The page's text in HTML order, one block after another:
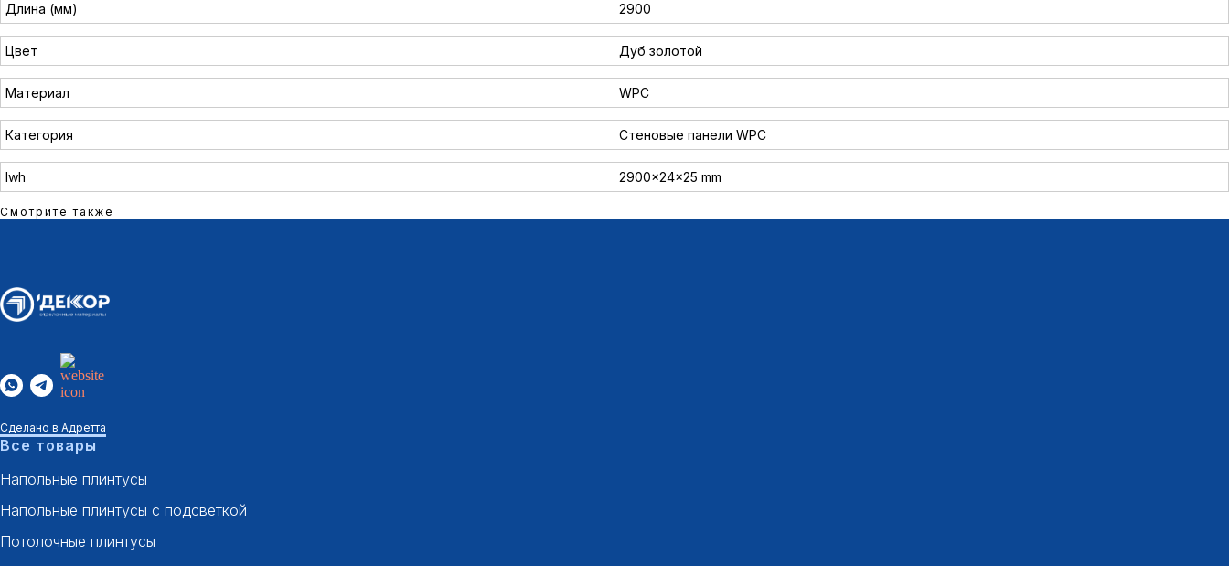
Длина (мм) 2900
Цвет Дуб золотой
Материал WPC
Категория Стеновые панели WPC
lwh 2900x24x25 mm
Смотрите также
Сделано в Адретта
Все товары
Напольные плинтусы
Напольные плинтусы с подсветкой
Потолочные плинтусы